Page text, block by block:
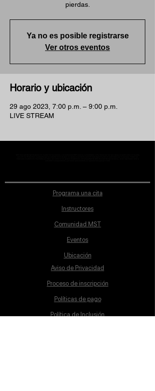
pierdas.
Ya no es posible registrarse
Ver otros eventos
Horario y ubicación
29 ago 2023, 7:00 p.m. – 9:00 p.m.
LIVE STREAM
Programa una cita
Instructores
Comunidad MST
Eventos
Ubicación
Aviso de Privacidad
Proceso de inscripción
Políticas de pago
Política de Inclusión